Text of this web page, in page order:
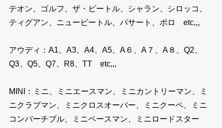
テオン、ゴルフ、ザ・ビートル、シャラン、シロッコ、
ティグアン、ニュービートル、パサート、ポロ etc,,,
アウディ：A1、A3、A4、A5、A６、A７、A８、Q2、
Q3、Q5、Q7、R8、TT etc,,,
MINI：ミニ、ミニエースマン、ミニカントリーマン、ミ
ニクラブマン、ミニクロスオーバー、ミニクーペ、ミニ
コンバーチブル、ミニペースマン、ミニロードスター